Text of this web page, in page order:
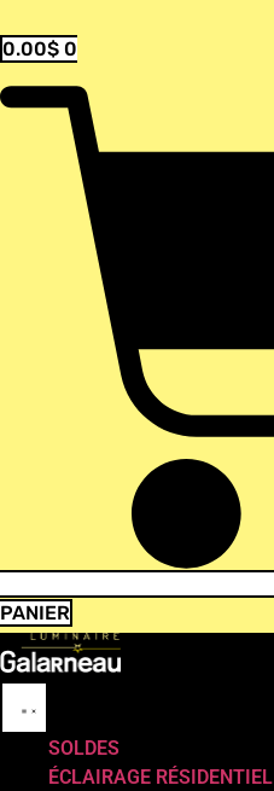
0.00$ 0
PANIER
SOLDES
ÉCLAIRAGE RÉSIDENTIEL